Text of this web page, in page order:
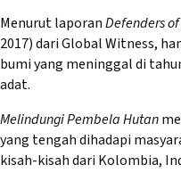
Nous soutenir
Rapports
Communiqués de presse
Matériel de formation
Menurut laporanDefenders
2017) dari Global Witness,
bumi yang meninggal di
adat.
Melindungi Pembela Hutan
yang tengah dihadapi
kisah-kisah dari Kolombia,